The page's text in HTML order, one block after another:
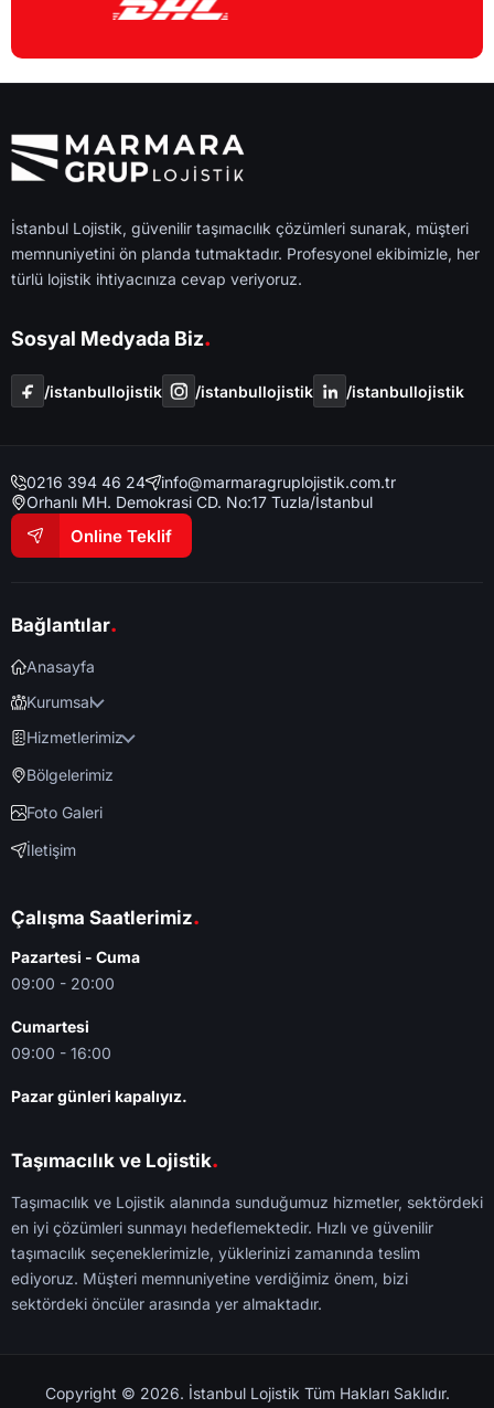
İstanbul Lojistik, güvenilir taşımacılık çözümleri sunarak, müşteri
memnuniyetini ön planda tutmaktadır. Profesyonel ekibimizle, her
türlü lojistik ihtiyacınıza cevap veriyoruz.
Sosyal Medyada Biz.
/i̇stanbullojistik /i̇stanbullojistik /i̇stanbullojistik
0216 394 46 24
info@marmaragruplojistik.com.tr
Orhanlı MH. Demokrasi CD. No:17 Tuzla/İstanbul
Online Teklif
Bağlantılar.
Anasayfa
Kurumsal
Hizmetlerimiz
Bölgelerimiz
Foto Galeri
İletişim
Çalışma Saatlerimiz.
Pazartesi - Cuma
09:00 - 20:00
Cumartesi
09:00 - 16:00
Pazar günleri kapalıyız.
Taşımacılık ve Lojistik.
Taşımacılık ve Lojistik alanında sunduğumuz hizmetler, sektördeki
en iyi çözümleri sunmayı hedeflemektedir. Hızlı ve güvenilir
taşımacılık seçeneklerimizle, yüklerinizi zamanında teslim
ediyoruz. Müşteri memnuniyetine verdiğimiz önem, bizi
sektördeki öncüler arasında yer almaktadır.
Copyright © 2026. İstanbul Lojistik Tüm Hakları Saklıdır.